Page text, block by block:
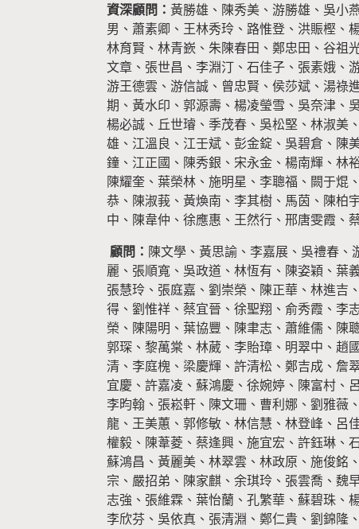
資深顧問： 黃勝雄、陳秀美、游勝雄、吳小
男、蕭素卿、王林秀玲、路惟登、洪賑樫、
林育賢、林青嶔、朱陳春田、鄭忠田、谷祖
文章、張世昌、李淵汀、石佳子、張素娥、
游王德雲、游信誠、曾忠賢、侯莎斌、湯祿
期、黃水印、郭源壽、楊凌瑩雪、吳奈津、
楊必誠、丘世璿、季茂春、吳松堅、林淑美
雄、江溫良、江壬斌、彭金錠、吳碧倉、陳
鐘、江正國、陳秀銀、宋永金、楊南輝、林
陳耀奎、葉榮林、施明星、李聰福、闕于焜
恭、陳淑莪、黃煥南、李其樹、馬茵、陳柏
中、陳韋仲、徐應惠、王然行、邢唐雯霞、
顧問： 陳文學、黃思諭、李嘉展、吳禮春
麗、張順寬、吳政道、林恆有、陳姿穎、葉
張慧玲、張庭嘉、劉崇榮、陳正華、林進吉
得、劉惟祥、蔡宜晉、徐聖翔、俞秀霞、李
榮、陳陽明、葉協豐、陳聿志、蕭維儒、陳
郭琛、黎萬棠、林葳、李貽璋、明翠中、趙
清、李庭槐、梁慶輝、許清松、鄭吉成、詹
宜慶、許嘉凌、蘇鴻慶、徐婉婷、陳富村、
李昀翰、張崧軒、陳文珊、曹利娜、劉雅薇
龍、王美蕙、郭修敏、林信慧、林登峰、呂
權毅、陳葦菱、蔡逢興、施宜宏、許鈺琳、
蘇鴻昌、黃麗美、林翠雲、林政原、施俊銘
宗、嚴招弟、陳家麒、余琪玲、張雲喬、魏
志強、張維霖、葉怡蘭、孔繁華、蘇碧珠、
李欣芬、吳依真、張清淵、鄭仁貴、劉錦隆